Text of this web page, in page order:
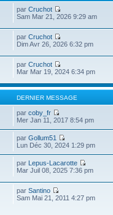
parCruchot
Sam Mar 21, 2026 9:29 am
parCruchot
Dim Avr 26, 2026 6:32 pm
parCruchot
Mar Mar 19, 2024 6:34 pm
DERNIER MESSAGE
parcoby_fr
Mer Jan 11, 2017 8:54 pm
parGollum51
Lun Déc 30, 2024 1:29 pm
par Lepus-Lacarotte
Mar Juil 08, 2025 7:36 pm
parSantino
Sam Mai 21, 2011 4:27 pm